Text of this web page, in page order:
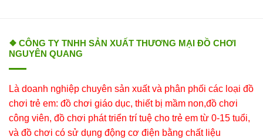
❖ CÔNG TY TNHH SẢN XUẤT THƯƠNG MẠI ĐỒ CHƠI
NGUYÊN QUANG
Là doanh nghiệp chuyên sản xuất và phân phối các loại đồ
chơi trẻ em: đồ chơi giáo dục, thiết bị mầm non,đồ chơi
công viên, đồ chơi phát triển trí tuệ cho trẻ em từ 0-15 tuổi,
và đồ chơi có sử dụng động cơ điện bằng chất liệu